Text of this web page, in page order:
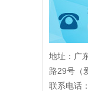
地址：广
路29号（
联系电话